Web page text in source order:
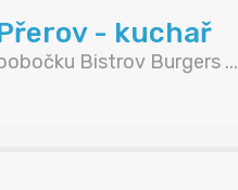
- kuchař
Bistrov Burgers ...